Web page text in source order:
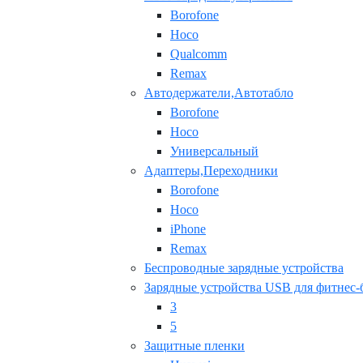
Borofone
Hoco
Qualcomm
Remax
Автодержатели,Автотабло
Borofone
Hoco
Универсальный
Адаптеры,Переходники
Borofone
Hoco
iPhone
Remax
Беспроводные зарядные устройства
Зарядные устройства USB для фитнес-
3
5
Защитные пленки